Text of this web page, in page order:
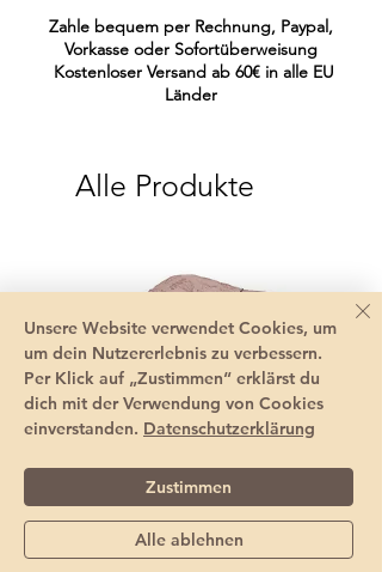
Zahle bequem per Rechnung, Paypal,
Vorkasse oder Sofortüberweisung
Kostenloser Versand ab 60€ in alle EU
Länder
Alle Produkte
Sommerhut Baby mit
Pippi
Unsere Website verwendet Cookies, um
um dein Nutzererlebnis zu verbessern.
Per Klick auf „Zustimmen“ erklärst du
dich mit der Verwendung von Cookies
einverstanden. Datenschutzerklärung
Alle ablehnen
Zustimmen